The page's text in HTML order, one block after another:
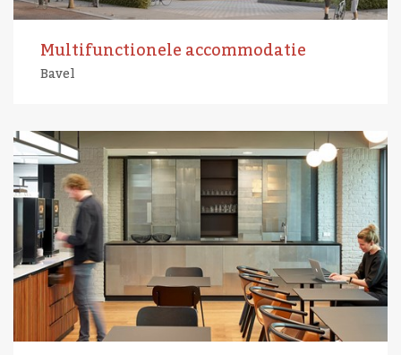
Multifunctionele accommodatie
Bavel